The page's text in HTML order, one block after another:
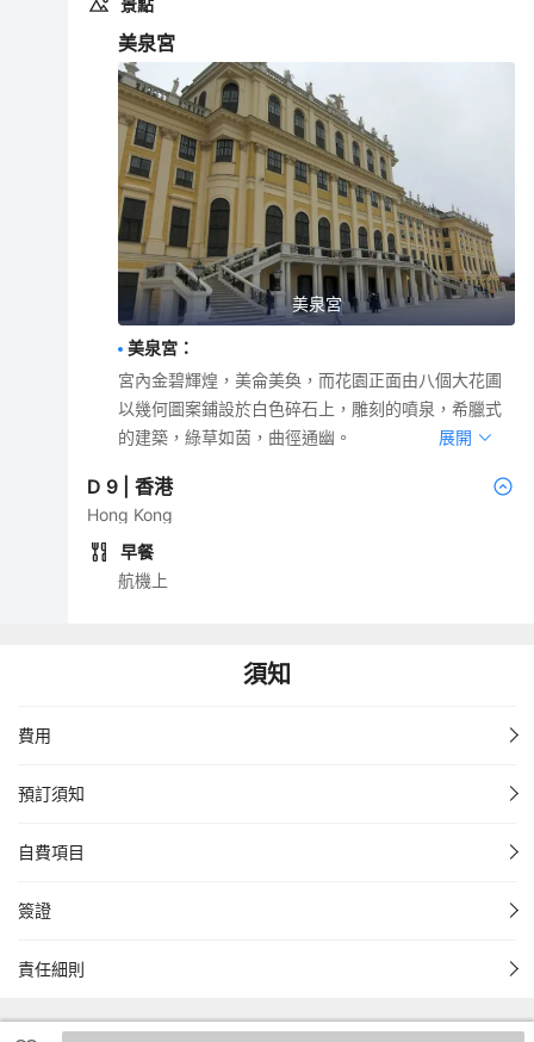
美泉宮
美泉宮
美泉宮 ：
宮內金碧輝煌，美侖美奐，而花園正面由八個大花圃
以幾何圖案鋪設於白色碎石上，雕刻的噴泉，希臘式
的建築，綠草如茵，曲徑通幽。
展開
D 9 |香港
Hong Kong
早餐
航機上
須知
費用
預訂須知
自費項目
簽證
責任細則